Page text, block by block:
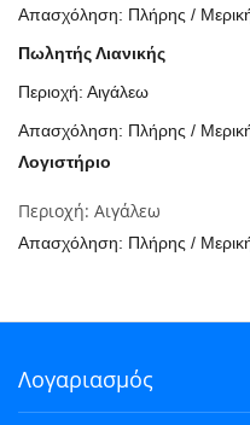
Απασχόληση: Πλήρης /
Πωλητής Λιανικής
Περιοχή: Αιγάλεω
Απασχόληση: Πλήρης /
Λογιστήριο
Περιοχή: Αιγάλεω
Απασχόληση: Πλήρης /
Λογαριασμός